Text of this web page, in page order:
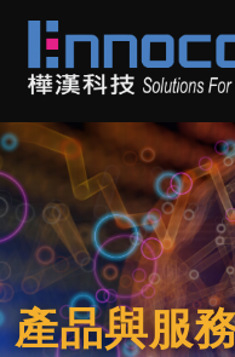
跳
轉
到
主
要
內
跳
轉
到
頁
尾
樺
漢
技
Ennoconn
Technologies，
Ennoconn
Corp.
樺
漢
科
技
產品與服